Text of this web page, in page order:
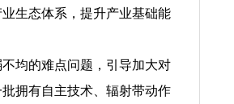
生态体系，提升产业基础能
均的难点问题，引导加大对
拥有自主技术、辐射带动作